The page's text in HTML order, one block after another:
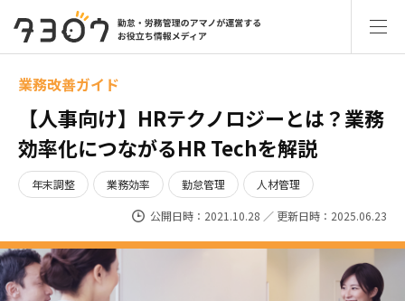
業務改善ガイド
【人事向け】HRテクノロジーとは？業務
効率化につながるHR Techを解説
年末調整 業務効率 勤怠管理 人材管理
公開日時：2021.10.28 ／ 更新日時：2025.06.23